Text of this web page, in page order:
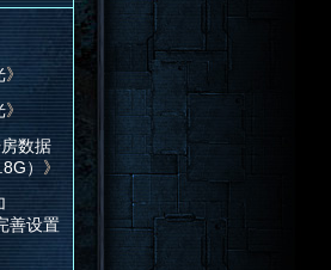
》
》
数据
） 》
善设置